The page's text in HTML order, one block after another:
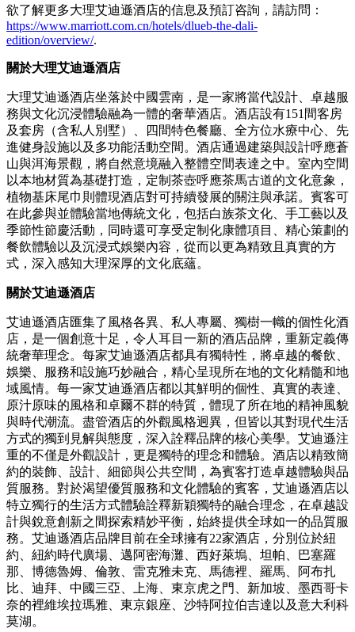
欲了解更多大理艾迪遜酒店的信息及預訂咨詢，請訪問：
https://www.marriott.com.cn/hotels/dlueb-the-dali-
edition/overview/.
關於大理艾迪遜酒店
大理艾迪遜酒店坐落於中國雲南，是一家將當代設計、卓越服
務與文化沉浸體驗融為一體的奢華酒店。酒店設有151間客房
及套房（含私人別墅）、四間特色餐廳、全方位水療中心、先
進健身設施以及多功能活動空間。酒店通過建築與設計呼應蒼
山與洱海景觀，將自然意境融入整體空間表達之中。室內空間
以本地材質為基礎打造，定制茶壺呼應茶馬古道的文化意象，
植物基床尾巾則體現酒店對可持續發展的關注與承諾。賓客可
在此參與並體驗當地傳統文化，包括白族茶文化、手工藝以及
季節性節慶活動，同時還可享受定制化康體項目、精心策劃的
餐飲體驗以及沉浸式娛樂內容，從而以更為精致且真實的方
式，深入感知大理深厚的文化底蘊。
關於艾迪遜酒店
艾迪遜酒店匯集了風格各異、私人專屬、獨樹一幟的個性化酒
店，是一個創意十足，令人耳目一新的酒店品牌，重新定義傳
統奢華理念。每家艾迪遜酒店都具有獨特性，將卓越的餐飲、
娛樂、服務和設施巧妙融合，精心呈現所在地的文化精髓和地
域風情。每一家艾迪遜酒店都以其鮮明的個性、真實的表達、
原汁原味的風格和卓爾不群的特質，體現了所在地的精神風貌
與時代潮流。盡管酒店的外觀風格迥異，但皆以其對現代生活
方式的獨到見解與態度，深入詮釋品牌的核心美學。艾迪遜注
重的不僅是外觀設計，更是獨特的理念和體驗。酒店以精致簡
約的裝飾、設計、細節與公共空間，為賓客打造卓越體驗與品
質服務。對於渴望優質服務和文化體驗的賓客，艾迪遜酒店以
特立獨行的生活方式體驗詮釋新穎獨特的融合理念，在卓越設
計與銳意創新之間探索精妙平衡，始終提供全球如一的品質服
務。艾迪遜酒店品牌目前在全球擁有22家酒店，分別位於紐
約、紐約時代廣場、邁阿密海灘、西好萊塢、坦帕、巴塞羅
那、博德魯姆、倫敦、雷克雅未克、馬德裡、羅馬、阿布扎
比、迪拜、中國三亞、上海、東京虎之門、新加坡、墨西哥卡
奈的裡維埃拉瑪雅、東京銀座、沙特阿拉伯吉達以及意大利科
莫湖。